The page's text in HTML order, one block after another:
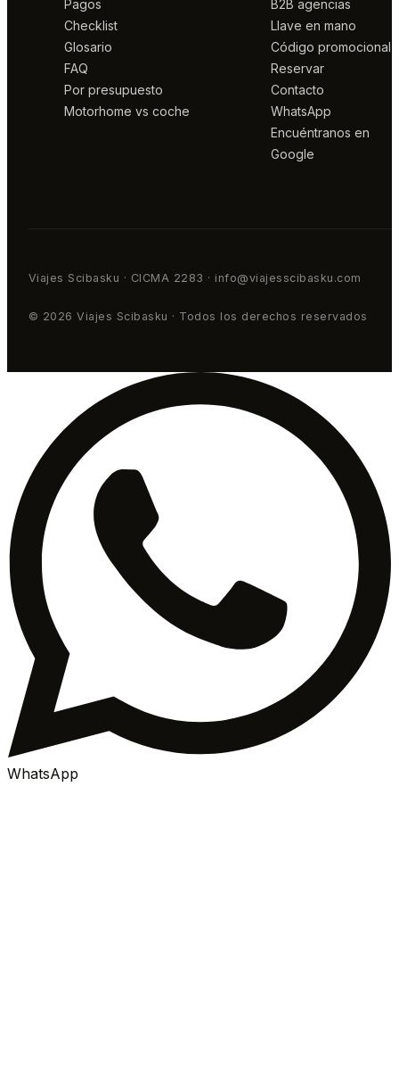
Pagos
Checklist
Glosario
FAQ
Por presupuesto
Motorhome vs coche
B2B agencias
Llave en mano
Código promocional
Reservar
Contacto
WhatsApp
Encuéntranos en
Google
Viajes Scibasku · CICMA 2283 · info@viajesscibasku.com
© 2026 Viajes Scibasku · Todos los derechos reservados
WhatsApp